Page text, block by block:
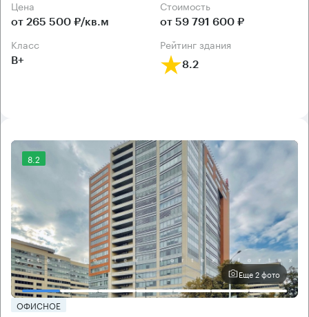
Цена
от 265 500 ₽/кв.м
Cтоимость
от 59 791 600 ₽
класс
B+
рейтинг здания
8.2
8.2
Еще 2 фото
ОФИСНОЕ